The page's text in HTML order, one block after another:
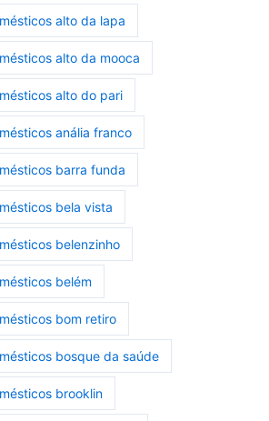
alto da lapa
alto da mooca
alto do pari
anália franco
barra funda
bela vista
belenzinho
belém
bom retiro
bosque da saúde
brooklin